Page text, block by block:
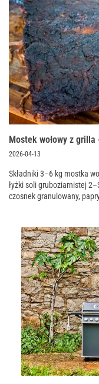
Mostek wołowy z
2026-04-13
Składniki 3–6 kg mostka wołowego (tzw. packer brisket – flat + point) 2–3
łyżki soli gruboziarnistej
czosnek granulowany, papryka wędzona